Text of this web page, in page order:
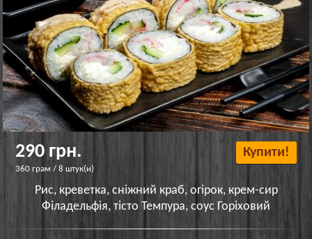
290 грн.
360 грам / 8 штук(и)
Купити!
Рис, креветка, сніжний краб, огірок, крем-сир
Філадельфія, тісто Темпура, соус Горіховий